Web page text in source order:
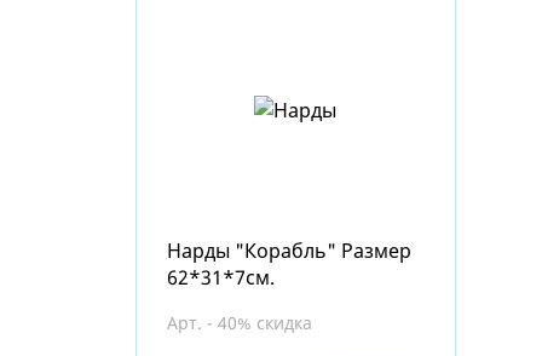
Нарды "Корабль" Размер
62*31*7см.
Арт. - 40% скидка